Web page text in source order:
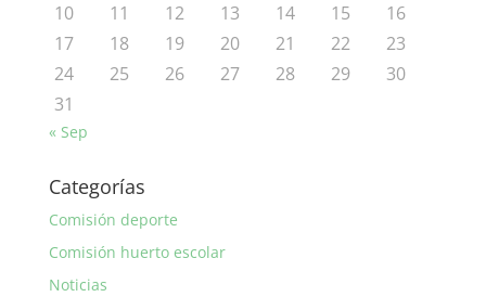
10
11 12 13 14 15
16
17
18 19 20 21 22
23
24
25 26 27 28 29
30
31
« Sep
Categorías
Comisión deporte
Comisión huerto escolar
Noticias